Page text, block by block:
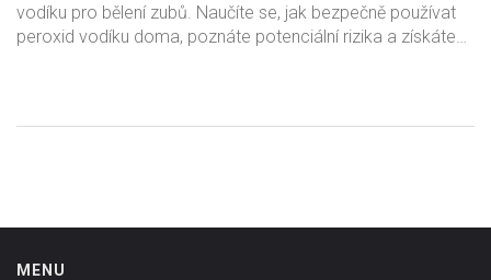
vodíku pro bělení zubů. Naučíte se, jak bezpečně používat
peroxid vodíku doma, poznáte potenciální rizika a získáte
MENU